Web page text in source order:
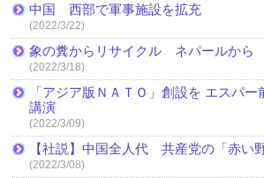
中国 西部で軍事施設を拡充
(2022/3/22)
象の糞からリサイクル ネパールから
(2022/3/18)
「アジア版ＮＡＴＯ」創設を エスパ
講演
(2022/3/09)
【社説】中国全人代 共産党の「赤い
(2022/3/08)